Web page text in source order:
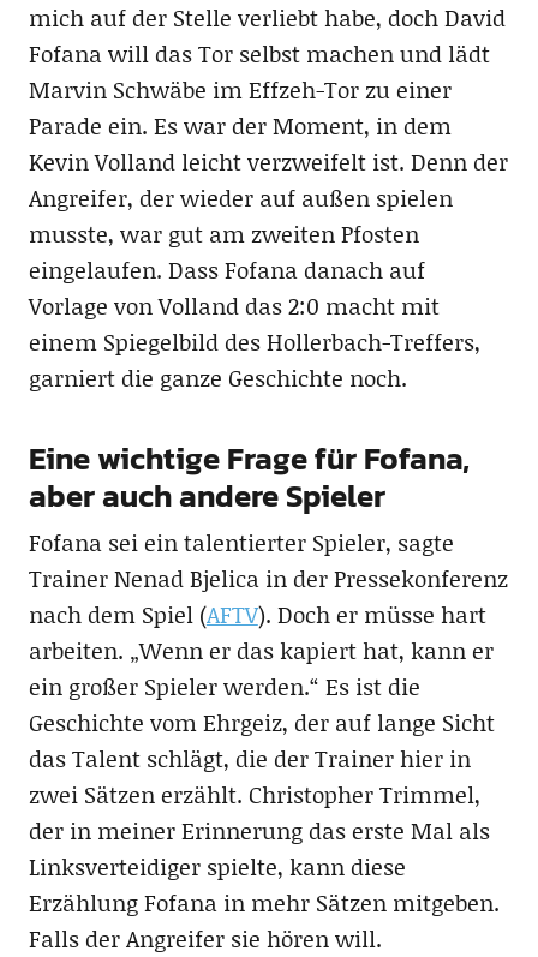
mich auf der Stelle verliebt habe, doch David
Fofana will das Tor selbst machen und lädt
Marvin Schwäbe im Effzeh-Tor zu einer
Parade ein. Es war der Moment, in dem
Kevin Volland leicht verzweifelt ist. Denn der
Angreifer, der wieder auf außen spielen
musste, war gut am zweiten Pfosten
eingelaufen. Dass Fofana danach auf
Vorlage von Volland das 2:0 macht mit
einem Spiegelbild des Hollerbach-Treffers,
garniert die ganze Geschichte noch.
Eine wichtige Frage für Fofana,
aber auch andere Spieler
Fofana sei ein talentierter Spieler, sagte
Trainer Nenad Bjelica in der Pressekonferenz
nach dem Spiel (AFTV). Doch er müsse hart
arbeiten. „Wenn er das kapiert hat, kann er
ein großer Spieler werden.“ Es ist die
Geschichte vom Ehrgeiz, der auf lange Sicht
das Talent schlägt, die der Trainer hier in
zwei Sätzen erzählt. Christopher Trimmel,
der in meiner Erinnerung das erste Mal als
Linksverteidiger spielte, kann diese
Erzählung Fofana in mehr Sätzen mitgeben.
Falls der Angreifer sie hören will.